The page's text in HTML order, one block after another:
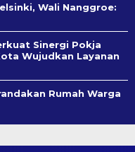
Wali Nanggroe:
Sinergi Pokja
Wujudkan Layanan
Rumah Warga